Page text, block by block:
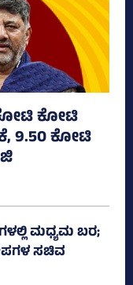
ಕೋಟಿ
9.50 ಕೋಟಿ
ಮಧ್ಯಮ ಬರ;
ಸಚಿವ